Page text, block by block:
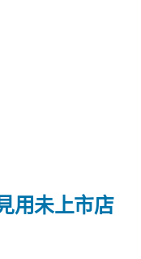
用未上市店